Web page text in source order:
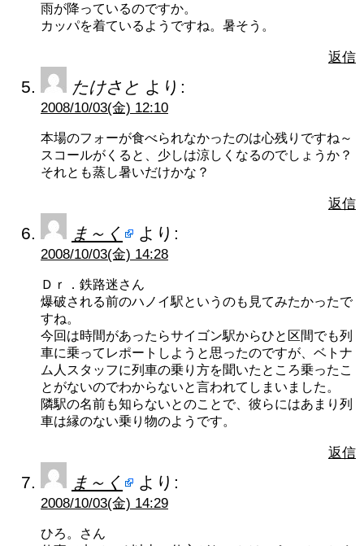
雨が降っているのですか。
カッパを着ているようですね。暑そう。
返信
たけさと より:
2008/10/03(金) 12:10
本場のフォーが食べられなかったのは心残りですね～
スコールがくると、少しは涼しくなるのでしょうか？
それとも蒸し暑いだけかな？
返信
ま～く より:
2008/10/03(金) 14:28
Ｄｒ．鉄路迷さん
爆破される前のハノイ駅というのも見てみたかったで
すね。
今回は時間があったらサイゴン駅からひと区間でも列
車に乗ってレポートしようと思ったのですが、ベトナ
ム人スタッフに列車の乗り方を聞いたところ乗ったこ
とがないのでわからないと言われてしまいました。
隣駅の名前も知らないとのことで、彼らにはあまり列
車は縁のない乗り物のようです。
返信
ま～く より:
2008/10/03(金) 14:29
ひろ。さん